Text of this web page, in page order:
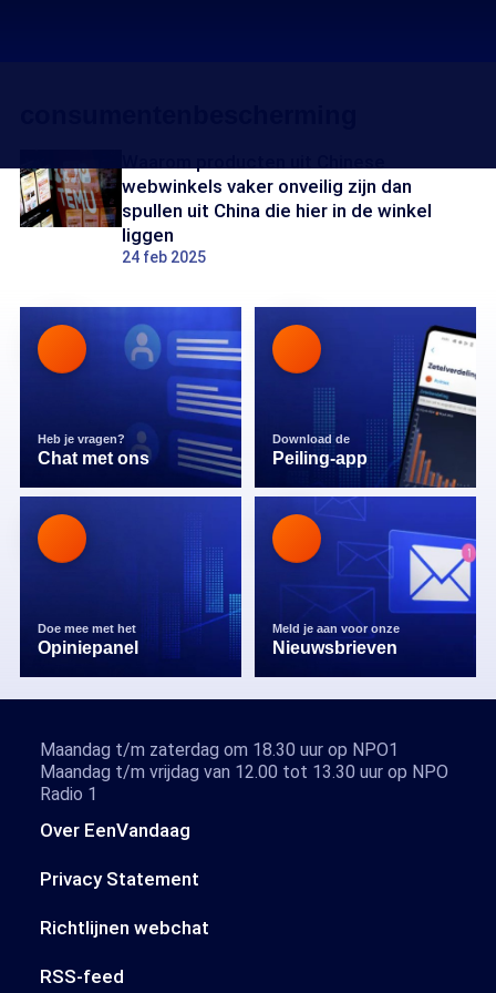
webwinkels vaker onveilig zijn dan
spullen uit China die hier in de winkel
liggen
24 feb 2025
Heb je vragen?
Chat met ons
Download de
Peiling-app
Doe mee met het
Opiniepanel
Meld je aan voor onze
Nieuwsbrieven
Over EenVandaag
Privacy Statement
Richtlijnen webchat
RSS-feed
Maandag t/m zaterdag om 18.30 uur op NPO1
Maandag t/m vrijdag van 12.00 tot 13.30 uur op NPO
Radio 1